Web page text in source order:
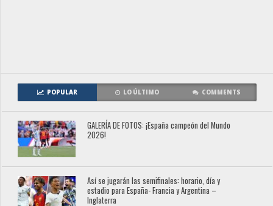
POPULAR LO ÚLTIMO COMMENTS
GALERÍA DE FOTOS: ¡España campeón del Mundo
2026!
Así se jugarán las semifinales: horario, día y
estadio para España- Francia y Argentina –
Inglaterra